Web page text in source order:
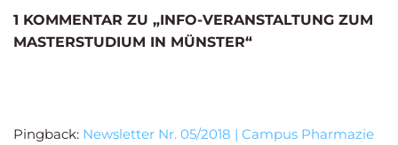
1 KOMMENTAR ZU „INFO-VERANSTALTUNG ZUM
MASTERSTUDIUM IN MÜNSTER“
Pingback: Newsletter Nr. 05/2018 | Campus Pharmazie